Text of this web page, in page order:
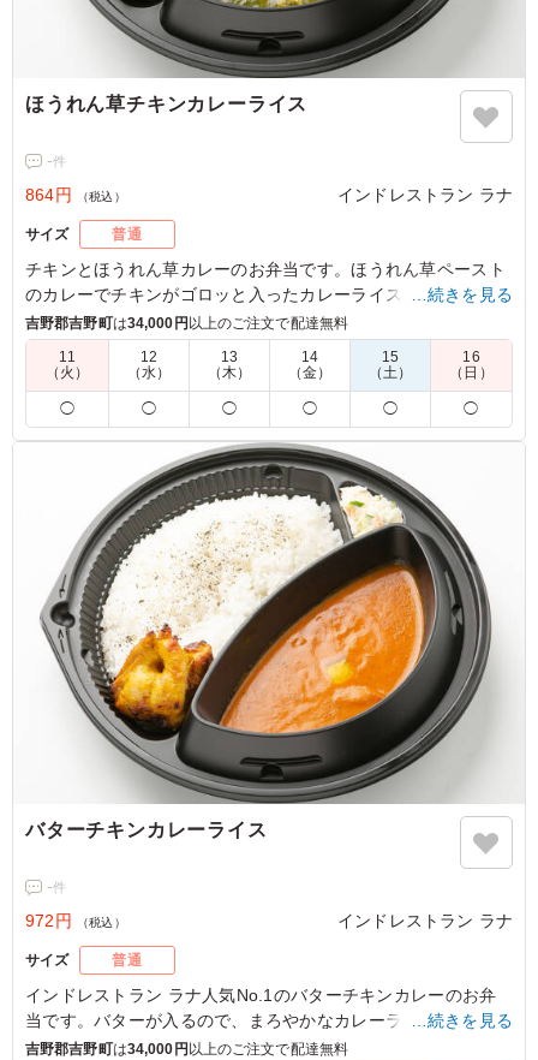
ほうれん草チキンカレーライス
-件
864円 （税込） インドレストラン ラナ
サイズ 普通
チキンとほうれん草カレーのお弁当です。ほうれん草ペースト
のカレーでチキンがゴロッと入ったカレーライスです。お口直
しにもなるミニサラダと、タンドールで焼いたチキンティッカ
も付きます。
…続きを見る
吉野郡吉野町は34,000円 以上のご注文で配達無料
11
（火）
12
（水）
13
（木）
14
（金）
15
（土）
16
（日）
◯ ◯ ◯ ◯ ◯ ◯
バターチキンカレーライス
-件
972円 （税込） インドレストラン ラナ
サイズ 普通
インドレストラン ラナ人気No.1のバターチキンカレーのお弁
当です。バターが入るので、まろやかなカレーライスです。お
口直しにもなるミニサラダと、タンドールで焼いたチキンティ
…続きを見る
吉野郡吉野町は34,000円 以上のご注文で配達無料